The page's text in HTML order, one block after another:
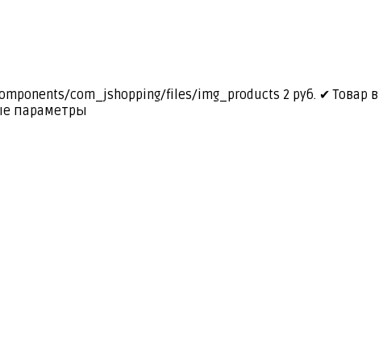
com_jshopping/files/img_products 2 руб. ✔ Товар в
параметры